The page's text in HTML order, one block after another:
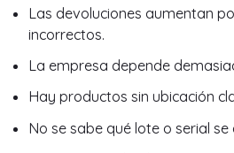
Las devoluciones aumentan
incorrectos.
La empresa depende
Hay productos sin ubicación
No se sabe qué lote o serial se